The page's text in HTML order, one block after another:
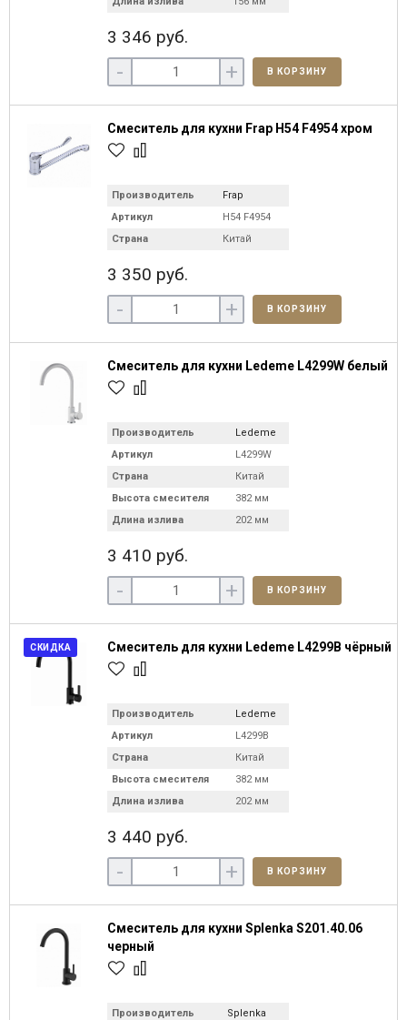
3 346 руб.
- + В КОРЗИНУ
Смеситель для кухни Frap H54 F4954 хром
Производитель
Frap
Артикул
H54 F4954
Страна
Китай
3 350 руб.
- + В КОРЗИНУ
Смеситель для кухни Ledeme L4299W белый
Производитель
Ledeme
Артикул
L4299W
Страна
Китай
Высота смесителя
382 мм
Длина излива
202 мм
3 410 руб.
- + В КОРЗИНУ
СКИДКА Смеситель для кухни Ledeme L4299B чёрный
Производитель
Ledeme
Артикул
L4299B
Страна
Китай
Высота смесителя
382 мм
Длина излива
202 мм
3 440 руб.
- + В КОРЗИНУ
Смеситель для кухни Splenka S201.40.06
черный
Производитель
Splenka